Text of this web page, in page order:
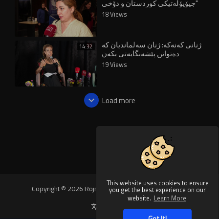
This website uses cookies to ensure
you get the best experience on our
website. Learn More
"جیۆپۆلەتیکی کوردستان و دۆخی
ژنان" دەڕوانن
18 Views
14:32 ژنانی کەنەکە: ژنان سەلماندیان کە
دەتوانن پێشەنگایەتی بکەن
19 Views
Load more
Copyright © 2026 Rojnews Video. All rights reserved.
Language